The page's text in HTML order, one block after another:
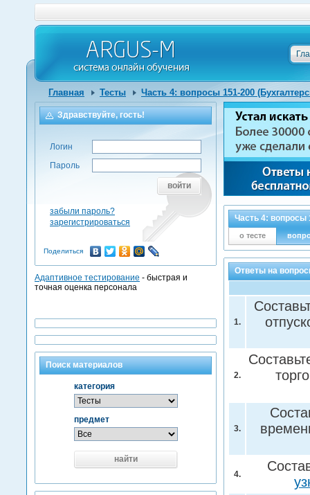
Главная Тесты Часть 4: вопросы 151-200
Часть 4: вопросы
о тесте
Ответы на
1.
2.
3.
4.
Здравствуйте, гость!
Логин
Пароль
войти
забыли пароль?
зарегистрироваться
Поделиться
Адаптивное тестирование - быстрая и
точная оценка персонала
Поиск материалов
категория
предмет
найти